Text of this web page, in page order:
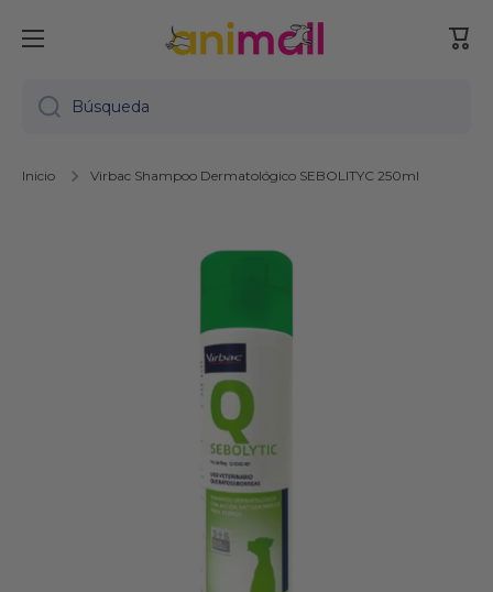
Ir directamente al contenido
Búsqueda
Inicio Virbac Shampoo Dermatológico SEBOLITYC 250ml